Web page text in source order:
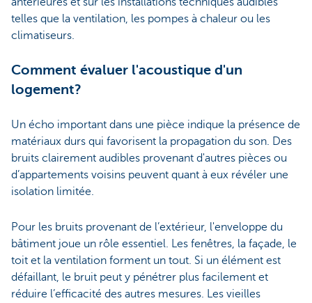
telles que la ventilation, les pompes à chaleur ou les
climatiseurs.
Comment évaluer l'acoustique d'un
logement?
Un écho important dans une pièce indique la présence de
matériaux durs qui favorisent la propagation du son. Des
bruits clairement audibles provenant d'autres pièces ou
d’appartements voisins peuvent quant à eux révéler une
isolation limitée.
Pour les bruits provenant de l’extérieur, l'enveloppe du
bâtiment joue un rôle essentiel. Les fenêtres, la façade, le
toit et la ventilation forment un tout. Si un élément est
défaillant, le bruit peut y pénétrer plus facilement et
réduire l’efficacité des autres mesures. Les vieilles